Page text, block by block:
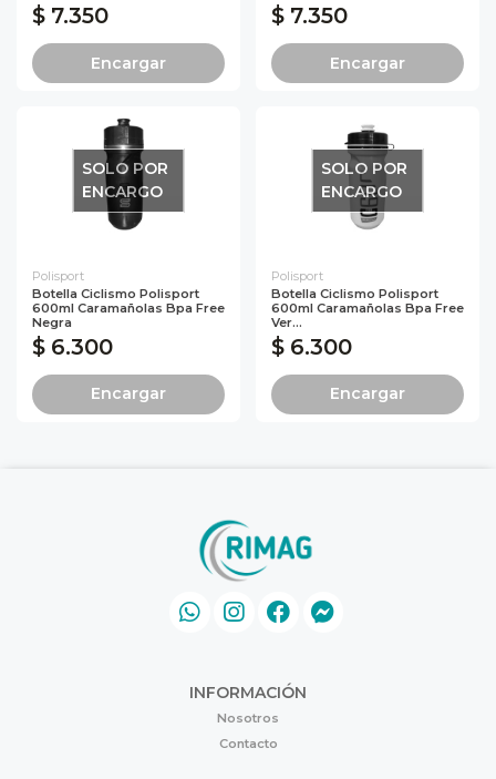
$ 7.350
Encargar
$ 7.350
Encargar
SOLO POR
ENCARGO
Polisport
Botella Ciclismo Polisport
600ml Caramañolas Bpa Free
Negra
$ 6.300
Encargar
SOLO POR
ENCARGO
Polisport
Botella Ciclismo Polisport
600ml Caramañolas Bpa Free
Ver...
$ 6.300
Encargar
INFORMACIÓN
Nosotros
Contacto